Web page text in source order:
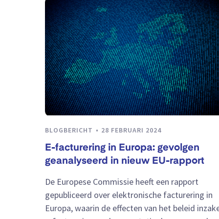
BLOGBERICHT 28 FEBRUARI 2024
E-facturering in Europa: gevolgen
geanalyseerd in nieuw EU-rapport
De Europese Commissie heeft een rapport
gepubliceerd over elektronische facturering in
Europa, waarin de effecten van het beleid